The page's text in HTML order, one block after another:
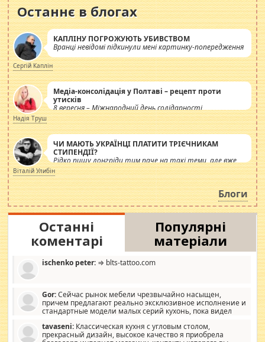
Останнє в блогах
КАПЛІНУ ПОГРОЖУЮТЬ УБИВСТВОМ
Вранці невідомі підкинули мені картинку-попередження
Сергій Каплін
Медіа-консолідація у Полтаві – рецепт проти
утисків
8 вересня – Міжнародний день солідарності
журналістів.
Надія Труш
ЧИ МАЮТЬ УКРАЇНЦІ ПЛАТИТИ ТРІЄЧНИКАМ
СТИПЕНДІЇ?
Рідко пишу лонгріди тим паче на такі теми, але вже
просто дістало! Обурюють сьогоднішні інсенуації
навколо стипендіального питання. Штучно
роздувається ще одна соціальна катастрофа.
Віталій Улибін
Блоги
Останні
коментарі
Популярні
матеріали
ischenko peter: ⇒ blts-tattoo.com
Gor:Сейчас рынок мебели чрезвычайно насыщен,
причем предлагают реально эксклюзивное исполнение и
стандартные модели малых серий кухонь, пока видел
стандартные формы, в MebelOk, креативненько и что главное -
со вкусом все в порядке, без ненужных наворотов удорожающих
tavaseni: Классическая кухня с угловым столом,
прекрасный дизайн, высокое качество я приобрела